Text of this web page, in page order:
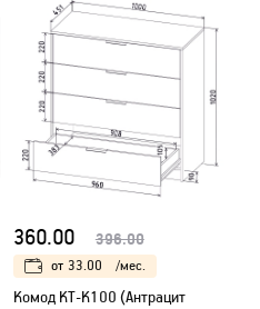
360.00 396.00
от 33.00 /мес.
Kомод КТ-К100 (Антрацит